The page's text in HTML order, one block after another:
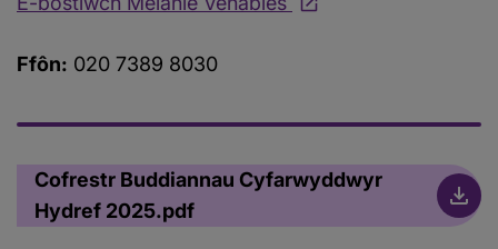
Ffôn: 020 7389 8030
Cofrestr Buddiannau Cyfarwyddwyr
Hydref 2025.pdf